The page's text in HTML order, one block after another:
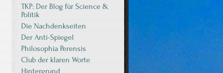
TKP: Der Blog für Science &
Politik
Die Nachdenkseiten
Der Anti-Spiegel
Philosophia Perensis
Club der klaren Worte
Hintergrund